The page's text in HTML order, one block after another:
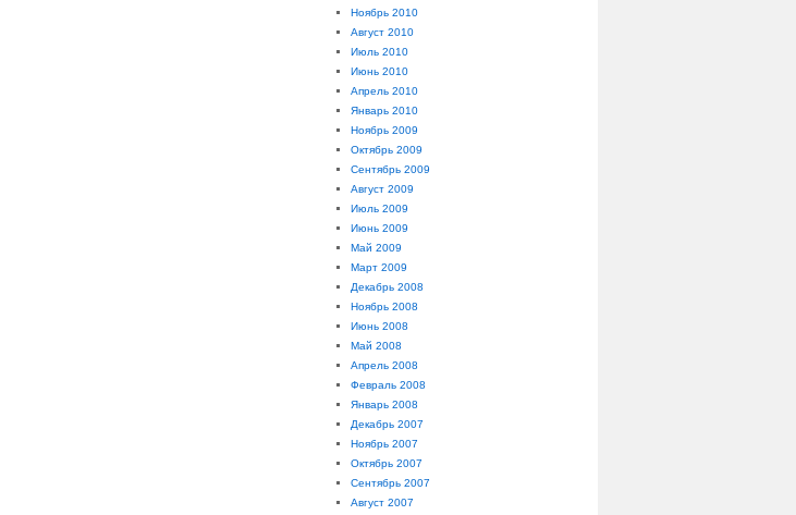
Ноябрь 2010
Август 2010
Июль 2010
Июнь 2010
Апрель 2010
Январь 2010
Ноябрь 2009
Октябрь 2009
Сентябрь 2009
Август 2009
Июль 2009
Июнь 2009
Май 2009
Март 2009
Декабрь 2008
Ноябрь 2008
Июнь 2008
Май 2008
Апрель 2008
Февраль 2008
Январь 2008
Декабрь 2007
Ноябрь 2007
Октябрь 2007
Сентябрь 2007
Август 2007